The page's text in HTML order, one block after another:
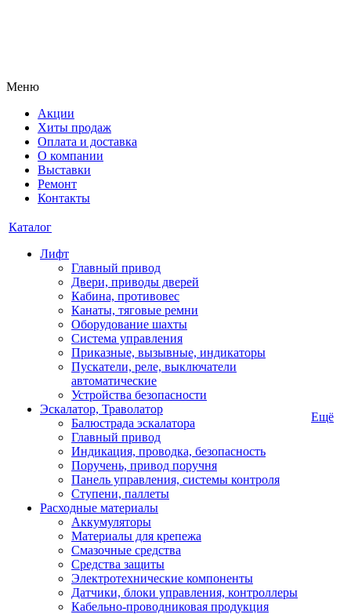
Меню
Акции
Хиты продаж
Оплата и доставка
О компании
Выставки
Ремонт
Контакты
Каталог
Лифт
Главный привод
Двери, приводы дверей
Кабина, противовес
Канаты, тяговые ремни
Оборудование шахты
Система управления
Приказные, вызывные, индикаторы
Пускатели, реле, выключатели
автоматические
Устройства безопасности
Эскалатор, Траволатор
Балюстрада эскалатора
Главный привод
Индикация, проводка, безопасность
Поручень, привод поручня
Панель управления, системы контроля
Ступени, паллеты
Расходные материалы
Аккумуляторы
Материалы для крепежа
Смазочные средства
Средства защиты
Электротехнические компоненты
Датчики, блоки управления, контроллеры
Кабельно-проводниковая продукция
Ещё